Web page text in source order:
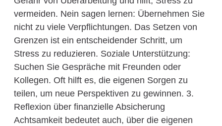
vermeiden. Nein sagen lernen: Übernehmen Sie
nicht zu viele Verpflichtungen. Das Setzen von
Grenzen ist ein entscheidender Schritt, um
Stress zu reduzieren. Soziale Unterstützung:
Suchen Sie Gespräche mit Freunden oder
Kollegen. Oft hilft es, die eigenen Sorgen zu
teilen, um neue Perspektiven zu gewinnen. 3.
Reflexion über finanzielle Absicherung
Achtsamkeit bedeutet auch, über die eigenen